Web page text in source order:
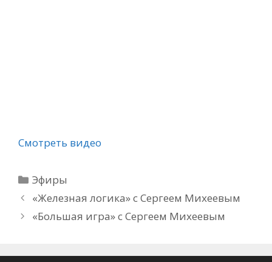
Смотреть видео
Рубрики
Эфиры
«Железная логика» с Сергеем Михеевым
«Большая игра» с Сергеем Михеевым